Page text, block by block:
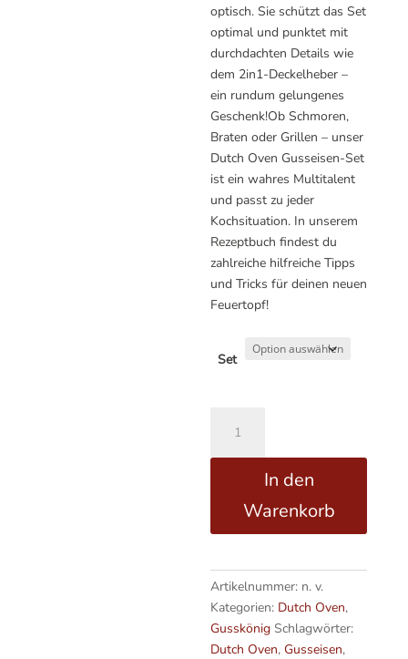
optisch. Sie schützt das Set
optimal und punktet mit
durchdachten Details wie
dem 2in1-Deckelheber –
ein rundum gelungenes
Geschenk!Ob Schmoren,
Braten oder Grillen – unser
Dutch Oven Gusseisen-Set
ist ein wahres Multitalent
und passt zu jeder
Kochsituation. In unserem
Rezeptbuch findest du
zahlreiche hilfreiche Tipps
und Tricks für deinen neuen
Feuertopf!
Set
Topf-
Set
&
Schmoren
Menge
In den
Warenkorb
t
e
n
i
v
e
:
Artikelnummer: n. v.
Kategorien: Dutch Oven,
Gusskönig Schlagwörter:
Dutch Oven,Gusseisen,